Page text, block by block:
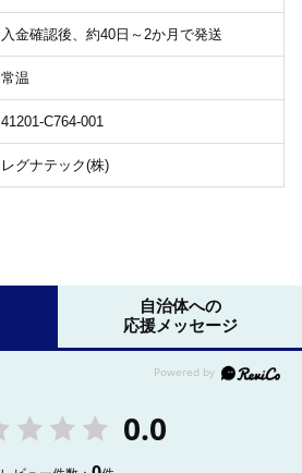
入金確認後、約40日～2か月で発送
常温
41201-C764-001
レグナテック(株)
自治体への
応援メッセージ
0.0